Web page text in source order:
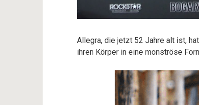
Allegra, die jetzt 52 Jahre alt ist,
ihren Körper in eine monströse